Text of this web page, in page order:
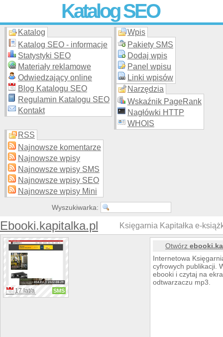
Katalog SEO
Skuteczna i promocja stron WWW –
moderowanego katalogu za darmo!
Katalog
Katalog SEO - informacje
Statystyki SEO
Materiały reklamowe
Odwiedzający online
Blog Katalogu SEO
Regulamin Katalogu SEO
Kontakt
Wpis
Pakiety SMS
Dodaj wpis
Panel wpisu
Linki wpisów
Narzędzia
Wskaźnik PageRank
Nagłówki HTTP
WHOIS
RSS
Najnowsze komentarze
Najnowsze wpisy
Najnowsze wpisy SMS
Najnowsze wpisy SEO
Najnowsze wpisy Mini
Wyszukiwarka:
Ebooki.kapitalka.pl Księgarnia Kapitałka e-
17 lat/a SMS
Otwórz
Internetowa
cyfrowych publikacji.
ebooki i czytaj na
odtwarzaczu mp3.